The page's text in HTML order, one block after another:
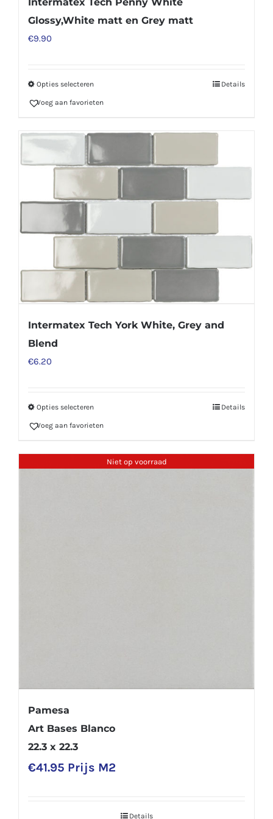
Glossy,White matt en Grey matt
€9.90
Opties selecterenDit
product
variaties.
Deze
kan
worden
Details
Voeg aan favorieten
Intermatex Tech York White, Grey and
Blend
€6.20
Opties selecterenDit
product
meerdere
Details
Voeg aan favorieten
Niet op voorraad
Pamesa
Art Bases Blanco
22.3 x 22.3
€41.95 Prijs M2
Details